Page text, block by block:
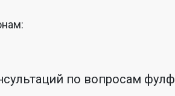
по вопросам